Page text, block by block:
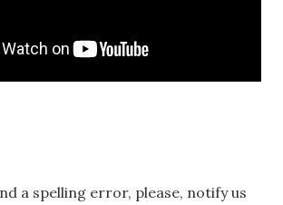
a spelling error, please, notify us